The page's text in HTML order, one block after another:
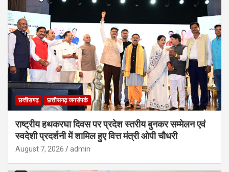
छत्तीसगढ़ छत्तीसगढ़ जनसंपर्क
राष्ट्रीय हथकरघा दिवस पर प्रदेश स्तरीय बुनकर सम्मेलन एवं
स्वदेशी प्रदर्शनी में शामिल हुए वित्त मंत्री ओपी चौधरी
August 7, 2026 admin